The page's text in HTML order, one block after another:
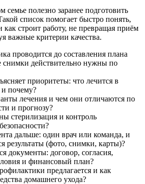
полезно заранее подготовить
список помогает быстро понять,
строит работу, не превращая приём
важные критерии качества.
проводится до составления плана
снимки действительно нужны по
приоритеты: что лечится в
и почему?
лечения и чем они отличаются по
и прогнозу?
стерилизация и контроль
дальше: один врач или команда, и
результаты (фото, снимки, карты)?
документы: договор, согласия,
и финансовый план?
предлагается и как
домашнего ухода?